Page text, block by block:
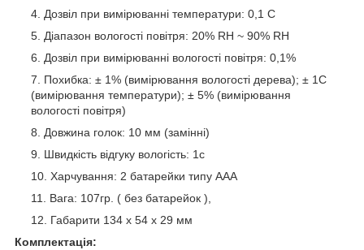
Дозвіл при вимірюванні температури: 0,1 С
Діапазон вологості повітря: 20% RH ~ 90% RH
Дозвіл при вимірюванні вологості повітря: 0,1%
Похибка: ± 1% (вимірювання вологості дерева); ± 1С
(вимірювання температури); ± 5% (вимірювання
вологості повітря)
Довжина голок: 10 мм (замінні)
Швидкість відгуку вологість: 1с
Харчування: 2 батарейки типу ААА
Вага: 107гр. ( без батарейок ),
Габарити 134 x 54 x 29 мм
Комплектація: